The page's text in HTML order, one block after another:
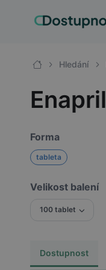
Hledání
Enapril
Forma
tableta
Velikost balení
100 tablet
Dostupnost